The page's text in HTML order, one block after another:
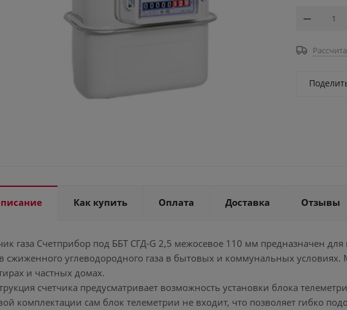
Как купить Оплата Доставка Отзывы
газа Счетприбор под ББТ СГД-G 2,5 межосевое 110 мм предназначен
сжиженного углеводородного газа в бытовых и коммунальных
и частных домах.
счетчика предусматривает возможность установки блока
комплектации сам блок телеметрии не входит, что позволяет гибко